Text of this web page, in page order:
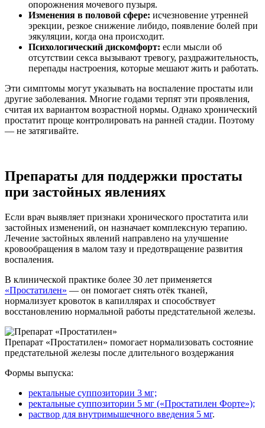
опорожнения мочевого пузыря.
Изменения в половой сфере: исчезновение утренней
эрекции, резкое снижение либидо, появление болей при
эякуляции, когда она происходит.
Психологический дискомфорт: если мысли об
отсутствии секса вызывают тревогу, раздражительность,
перепады настроения, которые мешают жить и работать.
Эти симптомы могут указывать на воспаление простаты или
другие заболевания. Многие годами терпят эти проявления,
считая их вариантом возрастной нормы. Однако хронический
простатит проще контролировать на ранней стадии. Поэтому
— не затягивайте.
Препараты для поддержки простаты
при застойных явлениях
Если врач выявляет признаки хронического простатита или
застойных изменений, он назначает комплексную терапию.
Лечение застойных явлений направлено на улучшение
кровообращения в малом тазу и предотвращение развития
воспаления.
В клинической практике более 30 лет применяется
«Простатилен» — он помогает снять отёк тканей,
нормализует кровоток в капиллярах и способствует
восстановлению нормальной работы предстательной железы.
Препарат «Простатилен» помогает нормализовать состояние
предстательной железы после длительного воздержания
Формы выпуска:
ректальные суппозитории 3 мг;
ректальные суппозитории 5 мг («Простатилен Форте»);
раствор для внутримышечного введения 5 мг.